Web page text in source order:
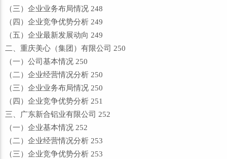
（三）企业业务布局情况 248
（四）企业竞争优势分析 249
（五）企业最新发展动向 249
二、重庆美心（集团）有限公司 250
（一）公司基本情况 250
（二）企业经营情况分析 250
（三）企业业务布局情况 250
（四）企业竞争优势分析 251
三、广东新合铝业有限公司 252
（一）企业基本情况 252
（二）企业经营情况分析 253
（三）企业竞争优势分析 253